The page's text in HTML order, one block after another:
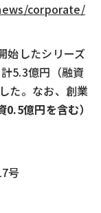
corporate/
始したシリーズ
5.3億円（融資
た。なお、創業
0.5億円を含む）
号